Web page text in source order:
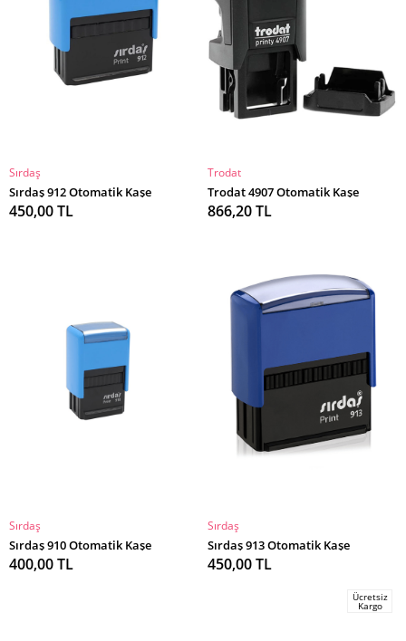
SEPETE EKLE
Sırdaş
Sırdaş 912 Otomatik Kaşe
450,00 TL
SEPETE EKLE
Trodat
Trodat 4907 Otomatik Kaşe
866,20 TL
SEPETE EKLE
Sırdaş
Sırdaş 910 Otomatik Kaşe
400,00 TL
SEPETE EKLE
Sırdaş
Sırdaş 913 Otomatik Kaşe
450,00 TL
Ücretsiz
Kargo